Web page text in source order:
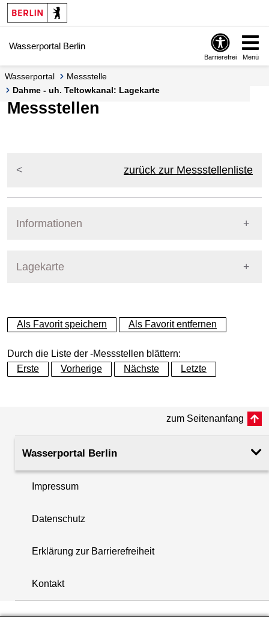
Springe zur Navigation
Springe zum Inhalt
Wasserportal Berlin
Barrierefrei Menü
Wasserportal
Messstelle
Dahme - uh. Teltowkanal: Lagekarte
Messstellen
zurück zur Messstellenliste
Informationen
Lagekarte
+
−
+
−
Als Favorit speichern Als Favorit entfernen
Durch die Liste der -Messstellen blättern:
Erste
Vorherige Nächste Letzte
zum Seitenanfang
Wasserportal Berlin
Impressum
Datenschutz
Erklärung zur Barrierefreiheit
Kontakt